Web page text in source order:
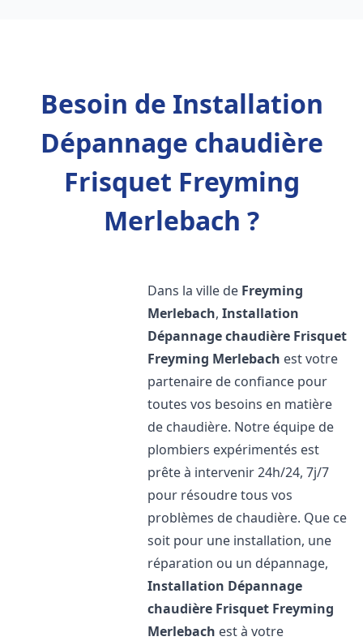
Besoin de Installation
Dépannage chaudière
Frisquet Freyming
Merlebach ?
Dans la ville de Freyming
Merlebach,Installation
Dépannage chaudière Frisquet
Freyming Merlebach est votre
partenaire de confiance pour
toutes vos besoins en matière
de chaudière. Notre équipe de
plombiers expérimentés est
prête à intervenir 24h/24, 7j/7
pour résoudre tous vos
problèmes de chaudière. Que ce
soit pour une installation, une
réparation ou un dépannage,
Installation Dépannage
chaudière Frisquet Freyming
Merlebach est à votre